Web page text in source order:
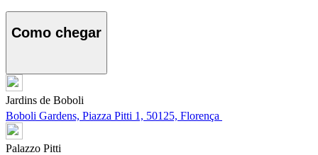
Como chegar
Jardins de Boboli
Boboli Gardens, Piazza Pitti 1, 50125, Florença
Palazzo Pitti